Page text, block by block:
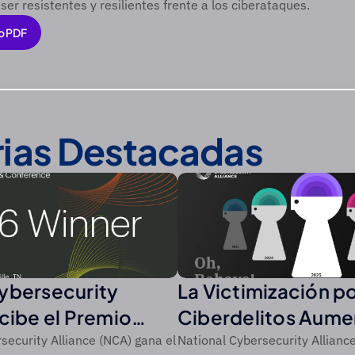
resistentes y resilientes frente a los ciberataques.
PDF
PDF
Destacadas
el Premio
CSO de
Alliance (NCA) gana el
La Victimización
Ciberdelitos
Récord del 44%
National Cybersecurity